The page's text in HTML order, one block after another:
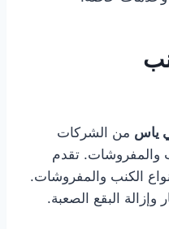
ياس من الشركات
والمفروشات. تقدم
الكنب والمفروشات.
البقع الصعبة.